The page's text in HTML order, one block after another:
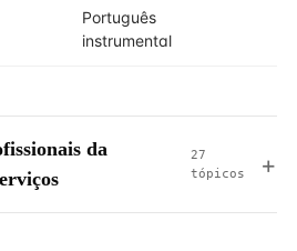
Português
instrumental
da
27
tópicos